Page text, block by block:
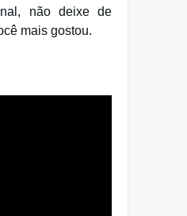
não deixe de
mais gostou.